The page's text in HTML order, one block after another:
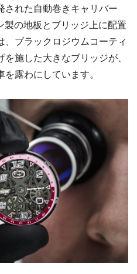
された自動巻きキャリバー
の地板とブリッジ上に配置
ブラックロジウムコーティ
施した大きなブリッジが、
露わにしています。